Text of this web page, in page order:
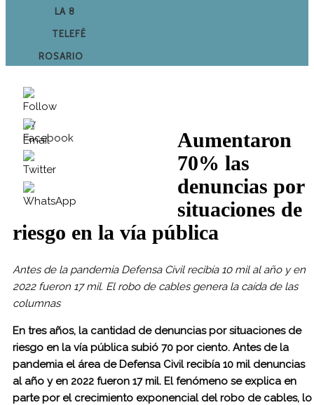
LA 8
TELEFÉ
ROSARIO
Aumentaron
70% las
denuncias por
situaciones de
riesgo en la vía pública
Antes de la pandemia Defensa Civil recibía 10 mil al año y en
2022 fueron 17 mil. El robo de cables genera la caída de las
columnas
En tres años, la cantidad de denuncias por situaciones de
riesgo en la vía pública subió 70 por ciento. Antes de la
pandemia el área de Defensa Civil recibía 10 mil denuncias
al año y en 2022 fueron 17 mil. El fenómeno se explica en
parte por el crecimiento exponencial del robo de cables, lo